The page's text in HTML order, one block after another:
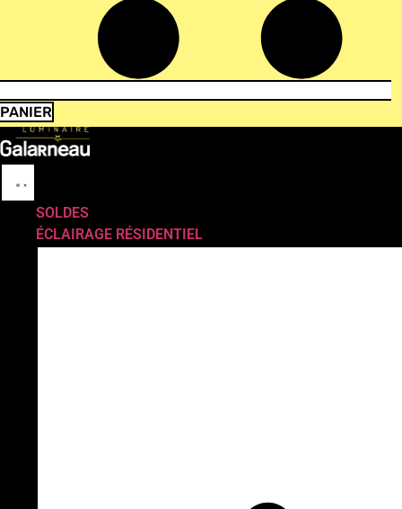
PANIER
SOLDES
ÉCLAIRAGE RÉSIDENTIEL